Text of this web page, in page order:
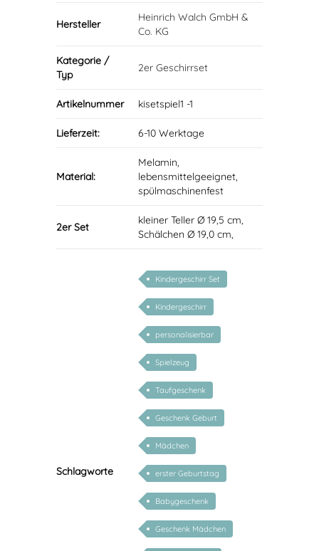
Hersteller
Heinrich Walch GmbH &
Co. KG
Kategorie /
Typ
2er Geschirrset
Artikelnummer kisetspiel1 -1
Lieferzeit: 6-10 Werktage
Material:
Melamin,
lebensmittelgeeignet,
spülmaschinenfest
2er Set
kleiner Teller Ø 19,5 cm,
Schälchen Ø 19,0 cm,
Schlagworte
Kindergeschirr Set
Kindergeschirr
personalisierbar
Spielzeug
Taufgeschenk
Geschenk Geburt
Mädchen
erster Geburtstag
Babygeschenk
Geschenk Mädchen